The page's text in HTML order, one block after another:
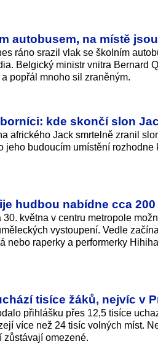
autobusem, na místě
ráno srazil vlak se školním
Belgický ministr vnitra Bernard
popřál mnoho sil zraněným.
kde skončí slon
afrického Jack smrtelně zranil
budoucím umístění rozhodne
hudbou nabídne cca
května v centru metropole
vystoupení. Vedle
nebo raperky a performerky
tisíce žáků, nejvíc v
přihlášku přes 12,5 tisíce
více než 24 tisíc volných míst.
zůstávají omezené.